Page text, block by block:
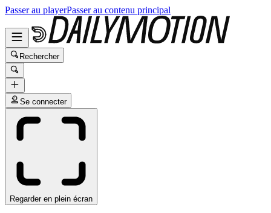
Passer au playerPasser au contenu principal
Rechercher
Se connecter
Regarder en plein écran